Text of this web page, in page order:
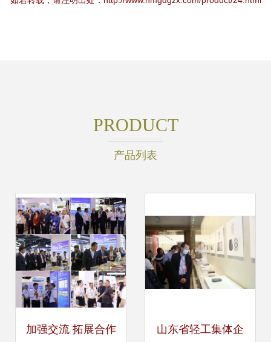
PRODUCT
产品列表
加强交流 拓展合作 山东省轻工集体企